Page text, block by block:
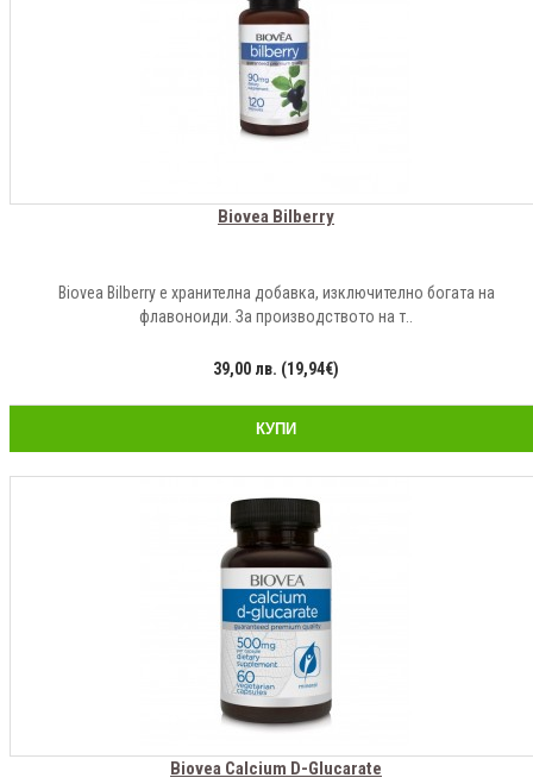
Biovea Bilberry
Biovea Bilberry е хранителна добавка, изключително богата на
флавоноиди. За производството на т..
39,00 лв. (19,94€)
КУПИ
Biovea Calcium D-Glucarate